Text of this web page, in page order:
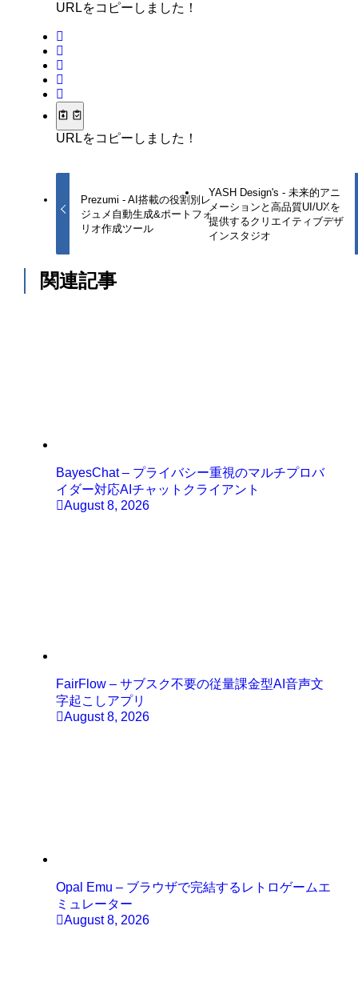
URLをコピーしました！
URLをコピーしました！
Prezumi - AI搭載の役割別レ
ジュメ自動生成&ポートフォ
リオ作成ツール
YASH Design's - 未来的アニ
メーションと高品質UI/UXを
提供するクリエイティブデザ
インスタジオ
関連記事
BayesChat – プライバシー重視のマルチプロバ
イダー対応AIチャットクライアント
August 8, 2026
FairFlow – サブスク不要の従量課金型AI音声文
字起こしアプリ
August 8, 2026
Opal Emu – ブラウザで完結するレトロゲームエ
ミュレーター
August 8, 2026